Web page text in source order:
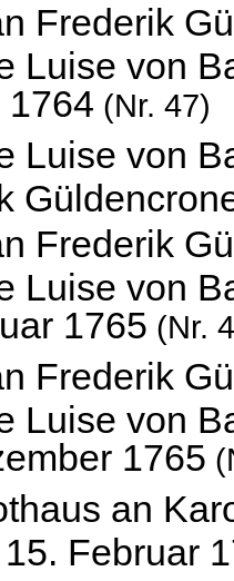
Frederik
Luise von
1764 (Nr. 47)
Luise von
Frederik
Luise von
1765 (Nr.
Frederik
Luise von
1765
an
15. Februar